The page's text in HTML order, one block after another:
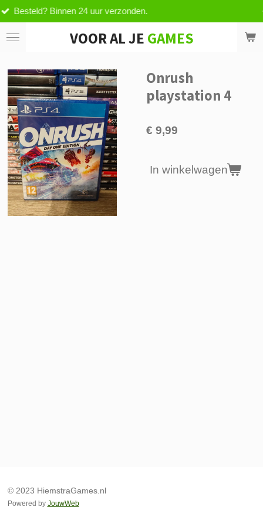
Ga
direct
naar
VOOR AL JE GAMES
uur verzonden. Vanaf €59.99,-
Onrush
playstation 4
€ 9,99
In winkelwagen
© 2023 HiemstraGames.nl
Powered by JouwWeb